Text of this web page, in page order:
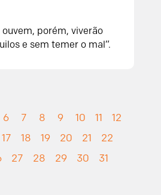
porém, viverão
e sem temer o mal”.
6 7 8 9 10 11
12
17 18 19 20 21
22
27 28 29 30 31